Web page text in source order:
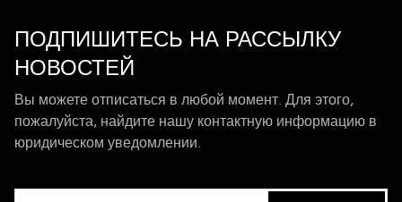
ПОДПИШИТЕСЬ НА РАССЫЛКУ
НОВОСТЕЙ
Вы можете отписаться в любой момент. Для этого,
пожалуйста, найдите нашу контактную информацию в
юридическом уведомлении.